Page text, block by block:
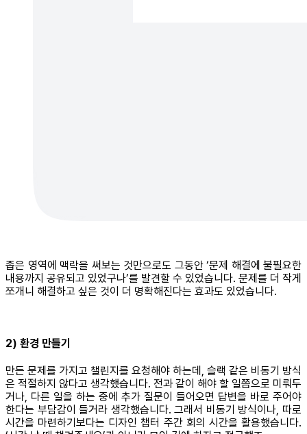
좁은 영역에 맥락을 써보는 것만으로도 그동안 ‘문제 해결에 불필요한
내용까지 공유되고 있었구나’를 발견할 수 있었습니다. 문제를 더 작게
쪼개니 해결하고 싶은 것이 더 명확해진다는 효과도 있었습니다.
2) 환경 만들기
만든 문제를 가지고 챌린지를 요청해야 하는데, 슬랙 같은 비동기 방식
은 적절하지 않다고 생각했습니다. 전과 같이 해야 할 일쯤으로 미뤄두
거나, 다른 일을 하는 중에 추가 질문이 들어오면 답변을 바로 주어야
한다는 부담감이 들거라 생각했습니다. 그래서 비동기 방식이나, 따로
시간을 마련하기보다는 디자인 챕터 주간 회의 시간을 활용했습니다.